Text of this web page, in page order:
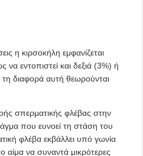
η κιρσοκήλη εμφανίζεται
εντοπιστεί και δεξιά (3%) ή
διαφορά αυτή θεωρούνται
σπερματικής φλέβας στην
που ευνοεί τη στάση του
φλέβα εκβάλλει υπό γωνία
αίμα να συναντά μικρότερες